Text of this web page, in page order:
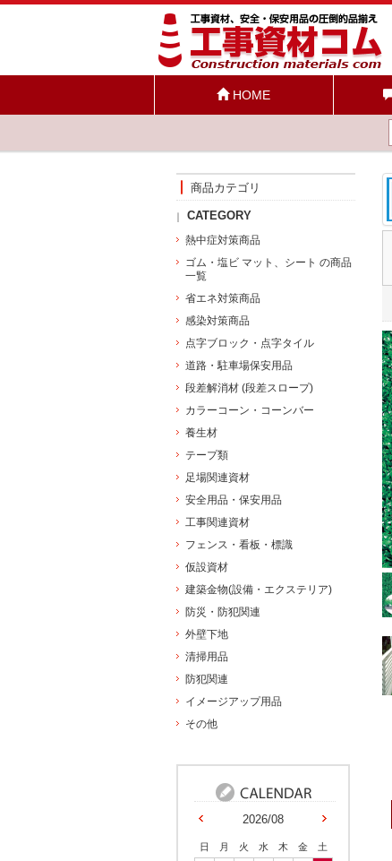
HOME
商品カテゴリ
CATEGORY
熱中症対策商品
ゴム・塩ビ マット、シート の商品
一覧
省エネ対策商品
感染対策商品
点字ブロック・点字タイル
道路・駐車場保安用品
段差解消材 (段差スロープ)
カラーコーン・コーンバー
養生材
テープ類
足場関連資材
安全用品・保安用品
工事関連資材
フェンス・看板・標識
仮設資材
建築金物(設備・エクステリア)
防災・防犯関連
外壁下地
清掃用品
防犯関連
イメージアップ用品
その他
2026/08
日 月 火 水 木 金
土